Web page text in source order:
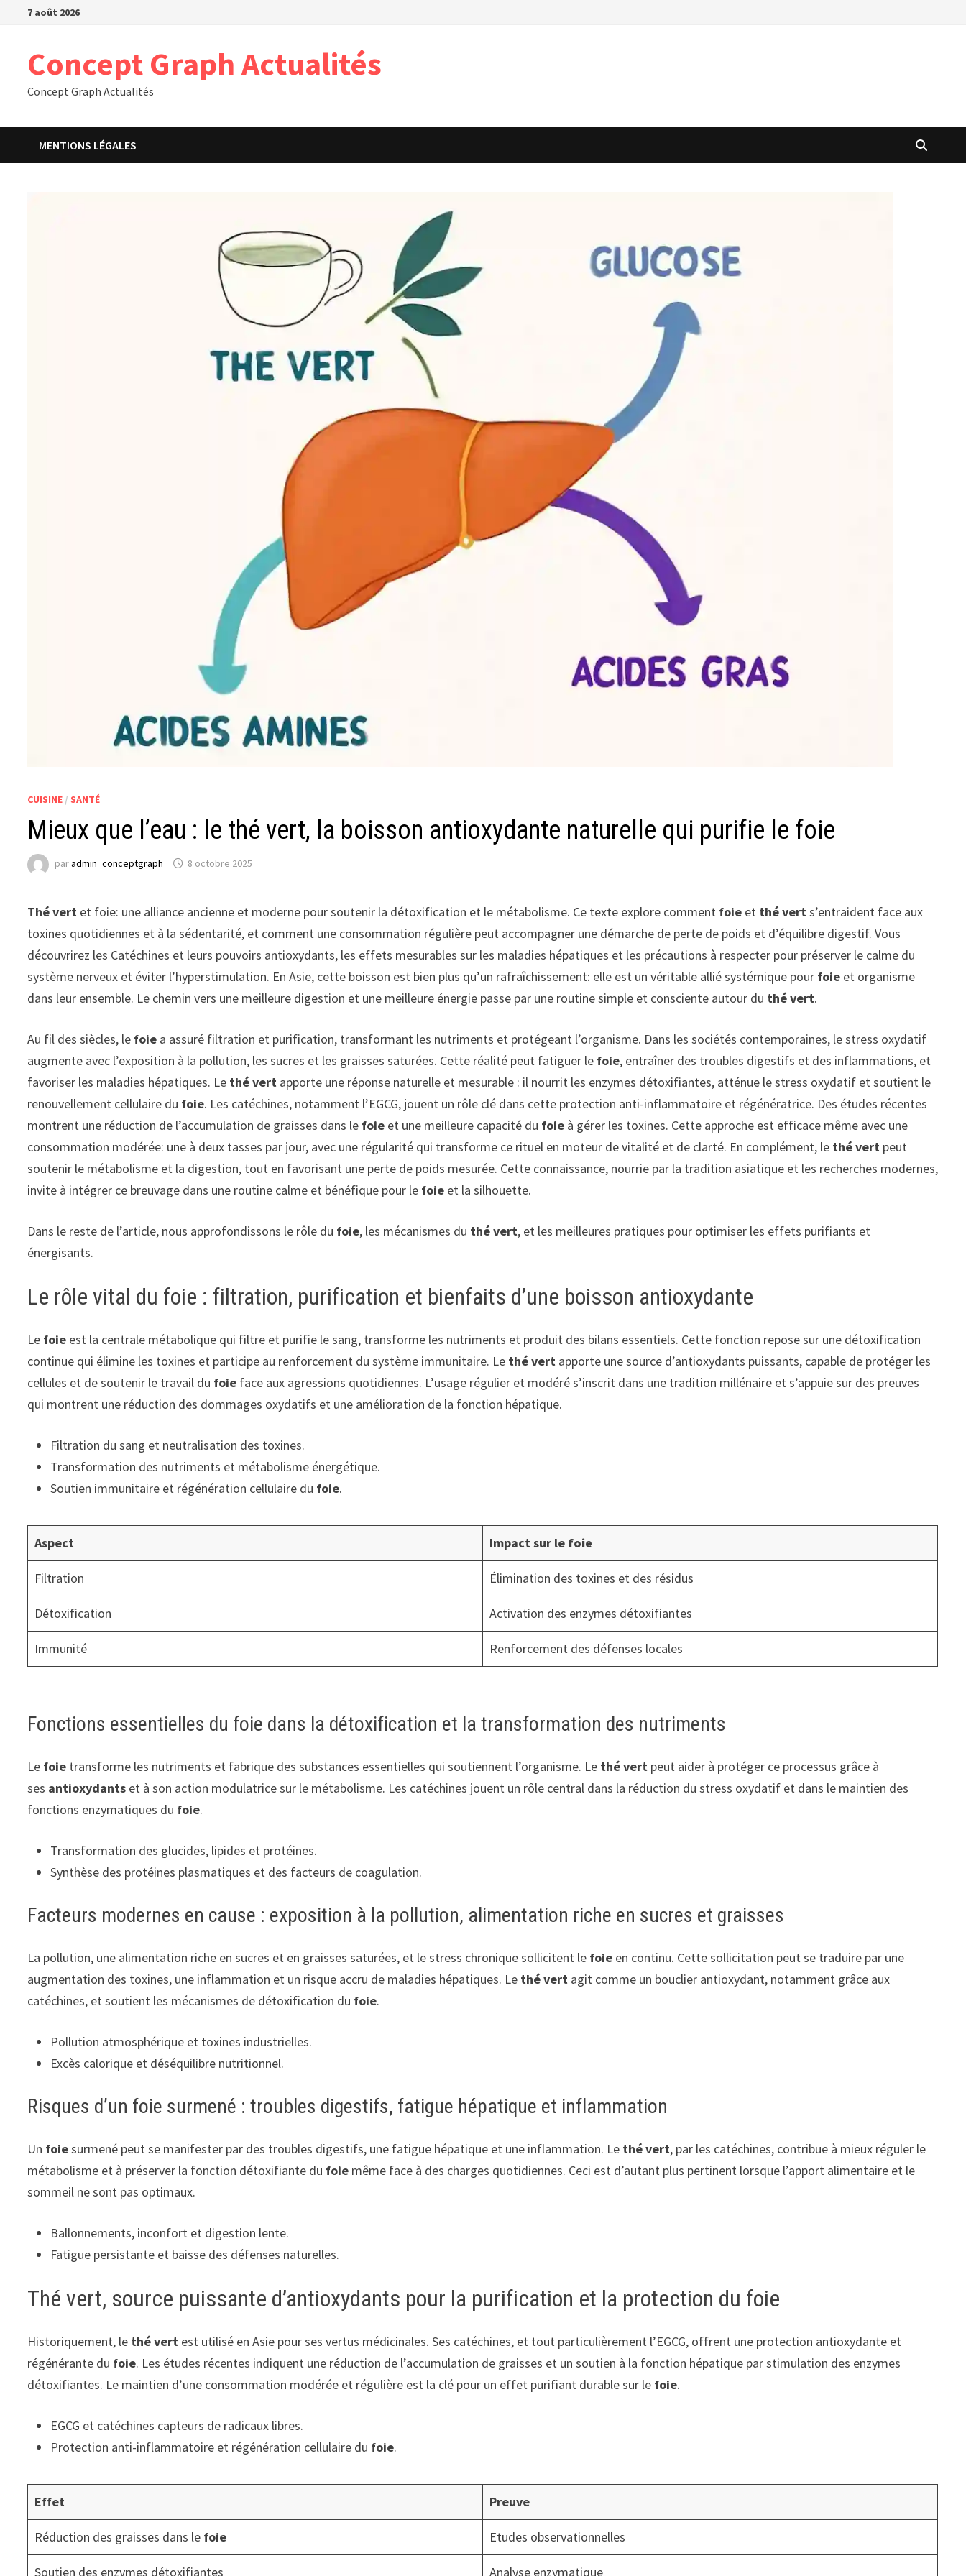
Passer7 août 2026
Concept Graph Actualités
Concept Graph Actualités
MENTIONS LÉGALES
CUISINE / SANTÉ
Mieux que l’eau : le thé vert, la boisson antioxydante naturelle qui purifie le foie
paradmin_conceptgraph 8 octobre 2025
Thé vert et foie: une alliance ancienne et moderne pour soutenir la détoxification et le métabolisme. Ce texte explore comment foie et thé verts’entraident face aux
toxines quotidiennes et à la sédentarité, et comment une consommation régulière peut accompagner une démarche de perte de poids et d’équilibre digestif. Vous
découvrirez les Catéchines et leurs pouvoirs antioxydants, les effets mesurables sur les maladies hépatiques et les précautions à respecter pour préserver le calme du
système nerveux et éviter l’hyperstimulation. En Asie, cette boisson est bien plus qu’un rafraîchissement: elle est un véritable allié systémique pour foie et organisme
dans leur ensemble. Le chemin vers une meilleure digestion et une meilleure énergie passe par une routine simple et consciente autour du thé vert.
Au fil des siècles, le foie a assuré filtration et purification, transformant les nutriments et protégeant l’organisme. Dans les sociétés contemporaines, le stress oxydatif
augmente avec l’exposition à la pollution, les sucres et les graisses saturées. Cette réalité peut fatiguer le foie, entraîner des troubles digestifs et des inflammations, et
favoriser les maladies hépatiques. Le thé vert apporte une réponse naturelle et mesurable : il nourrit les enzymes détoxifiantes, atténue le stress oxydatif et soutient le
renouvellement cellulaire du foie. Les catéchines, notamment l’EGCG, jouent un rôle clé dans cette protection anti-inflammatoire et régénératrice. Des études récentes
montrent une réduction de l’accumulation de graisses dans le foie et une meilleure capacité du foie à gérer les toxines. Cette approche est efficace même avec une
consommation modérée: une à deux tasses par jour, avec une régularité qui transforme ce rituel en moteur de vitalité et de clarté. En complément, le thé vert peut
soutenir le métabolisme et la digestion, tout en favorisant une perte de poids mesurée. Cette connaissance, nourrie par la tradition asiatique et les recherches modernes,
invite à intégrer ce breuvage dans une routine calme et bénéfique pour le foie et la silhouette.
Dans le reste de l’article, nous approfondissons le rôle du foie, les mécanismes du thé vert, et les meilleures pratiques pour optimiser les effets purifiants et
énergisants.
Le rôle vital du foie : filtration, purification et bienfaits d’une boisson antioxydante
Le foie est la centrale métabolique qui filtre et purifie le sang, transforme les nutriments et produit des bilans essentiels. Cette fonction repose sur une détoxification
continue qui élimine les toxines et participe au renforcement du système immunitaire. Le thé vert apporte une source d’antioxydants puissants, capable de protéger les
cellules et de soutenir le travail du foie face aux agressions quotidiennes. L’usage régulier et modéré s’inscrit dans une tradition millénaire et s’appuie sur des preuves
qui montrent une réduction des dommages oxydatifs et une amélioration de la fonction hépatique.
Filtration du sang et neutralisation des toxines.
Transformation des nutriments et métabolisme énergétique.
Soutien immunitaire et régénération cellulaire du foie.
Aspect Impact sur le foie
Filtration Élimination des toxines et des résidus
Détoxification Activation des enzymes détoxifiantes
Immunité Renforcement des défenses locales
Fonctions essentielles du foie dans la détoxification et la transformation des nutriments
Le foie transforme les nutriments et fabrique des substances essentielles qui soutiennent l’organisme. Le thé vert peut aider à protéger ce processus grâce à
ses antioxydants et à son action modulatrice sur le métabolisme. Les catéchines jouent un rôle central dans la réduction du stress oxydatif et dans le maintien des
fonctions enzymatiques du foie.
Transformation des glucides, lipides et protéines.
Synthèse des protéines plasmatiques et des facteurs de coagulation.
Facteurs modernes en cause : exposition à la pollution, alimentation riche en sucres et graisses
La pollution, une alimentation riche en sucres et en graisses saturées, et le stress chronique sollicitent le foie en continu. Cette sollicitation peut se traduire par une
augmentation des toxines, une inflammation et un risque accru de maladies hépatiques. Le thé vert agit comme un bouclier antioxydant, notamment grâce aux
catéchines, et soutient les mécanismes de détoxification du foie.
Pollution atmosphérique et toxines industrielles.
Excès calorique et déséquilibre nutritionnel.
Risques d’un foie surmené : troubles digestifs, fatigue hépatique et inflammation
Un foiesurmené peut se manifester par des troubles digestifs, une fatigue hépatique et une inflammation. Le thé vert, par les catéchines, contribue à mieux réguler le
métabolisme et à préserver la fonction détoxifiante du foie même face à des charges quotidiennes. Ceci est d’autant plus pertinent lorsque l’apport alimentaire et le
sommeil ne sont pas optimaux.
Ballonnements, inconfort et digestion lente.
Fatigue persistante et baisse des défenses naturelles.
Thé vert, source puissante d’antioxydants pour la purification et la protection du foie
Historiquement, le thé vert est utilisé en Asie pour ses vertus médicinales. Ses catéchines, et tout particulièrement l’EGCG, offrent une protection antioxydante et
régénérante du foie. Les études récentes indiquent une réduction de l’accumulation de graisses et un soutien à la fonction hépatique par stimulation des enzymes
détoxifiantes. Le maintien d’une consommation modérée et régulière est la clé pour un effet purifiant durable sur le foie.
EGCG et catéchines capteurs de radicaux libres.
Protection anti-inflammatoire et régénération cellulaire du foie.
Effet Preuve
Réduction des graisses dans le foie Etudes observationnelles
Soutien des enzymes détoxifiantes Analyse enzymatique